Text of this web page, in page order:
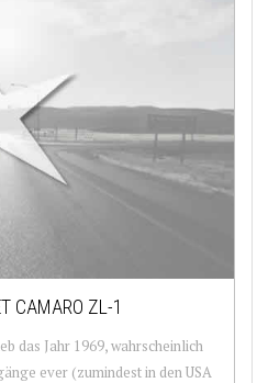
CAMARO ZL-1
das Jahr 1969, wahrscheinlich
ever (zumindest in den USA